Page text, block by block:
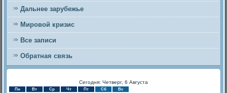
Дальнее зарубежье
Мировой кризис
Все записи
Обратная связь
Сегодня: Четверг, 6 Августа
Пн Вт Ср Чт Пт Сб Вс